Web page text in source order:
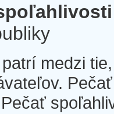
medzi